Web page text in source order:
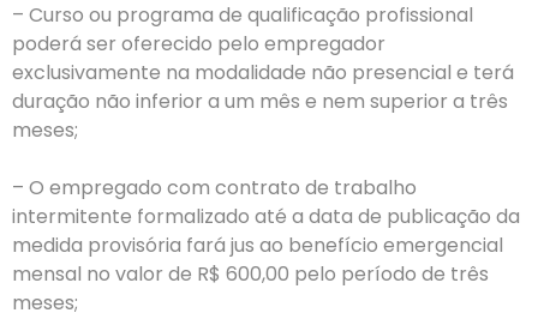
– Curso ou programa de qualificação profissional
poderá ser oferecido pelo empregador
exclusivamente na modalidade não presencial e terá
duração não inferior a um mês e nem superior a três
meses;
– O empregado com contrato de trabalho
intermitente formalizado até a data de publicação da
medida provisória fará jus ao benefício emergencial
mensal no valor de R$ 600,00 pelo período de três
meses;